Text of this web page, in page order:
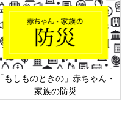
「もしものときの」赤ちゃん・
家族の防災